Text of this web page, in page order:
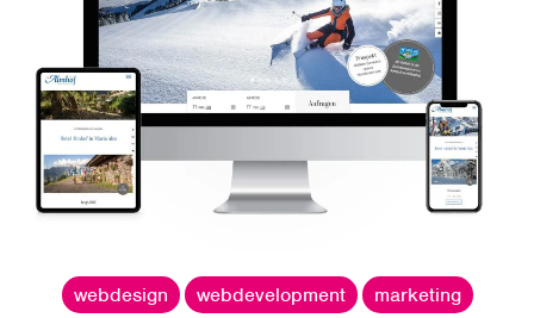
webdesign webdevelopment marketing